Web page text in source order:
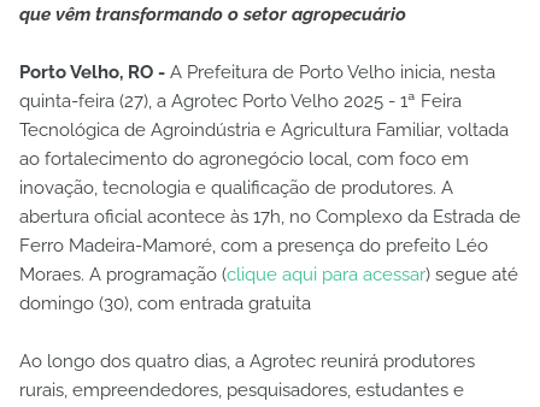
que vêm transformando o setor agropecuário
Porto Velho, RO - A Prefeitura de Porto Velho inicia, nesta
quinta-feira (27), a Agrotec Porto Velho 2025 - 1ª Feira
Tecnológica de Agroindústria e Agricultura Familiar, voltada
ao fortalecimento do agronegócio local, com foco em
inovação, tecnologia e qualificação de produtores. A
abertura oficial acontece às 17h, no Complexo da Estrada de
Ferro Madeira-Mamoré, com a presença do prefeito Léo
Moraes. A programação (clique aqui para acessar) segue até
domingo (30), com entrada gratuita
Ao longo dos quatro dias, a Agrotec reunirá produtores
rurais, empreendedores, pesquisadores, estudantes e